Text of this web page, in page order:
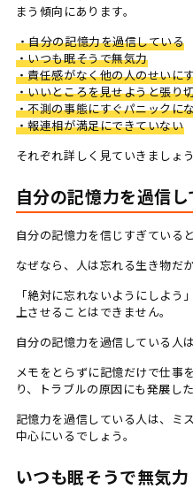
まう傾向にあります。
・自分の記憶力を過信している
・いつも眠そうで無気力
・責任感がなく他の人のせいに
・いいところを見せようと張り
・不測の事態にすぐパニックに
・報連相が満足にできていない
それぞれ詳しく見ていきましょう
自分の記憶力を過信し
自分の記憶力を信じすぎている
なぜなら、人は忘れる生き物だか
「絶対に忘れないようにしよう
上させることはできません。
自分の記憶力を過信している人
メモをとらずに記憶だけで仕事
り、トラブルの原因にも発展した
記憶力を過信している人は、ミ
中心にいるでしょう。
いつも眠そうで無気力